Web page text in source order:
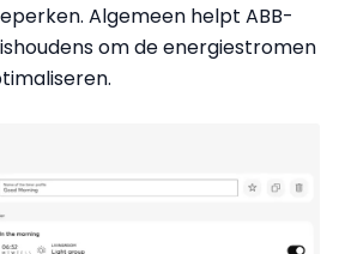
Algemeen helpt ABB-
om de energiestromen